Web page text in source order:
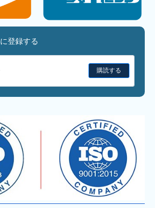
登録する
購読する